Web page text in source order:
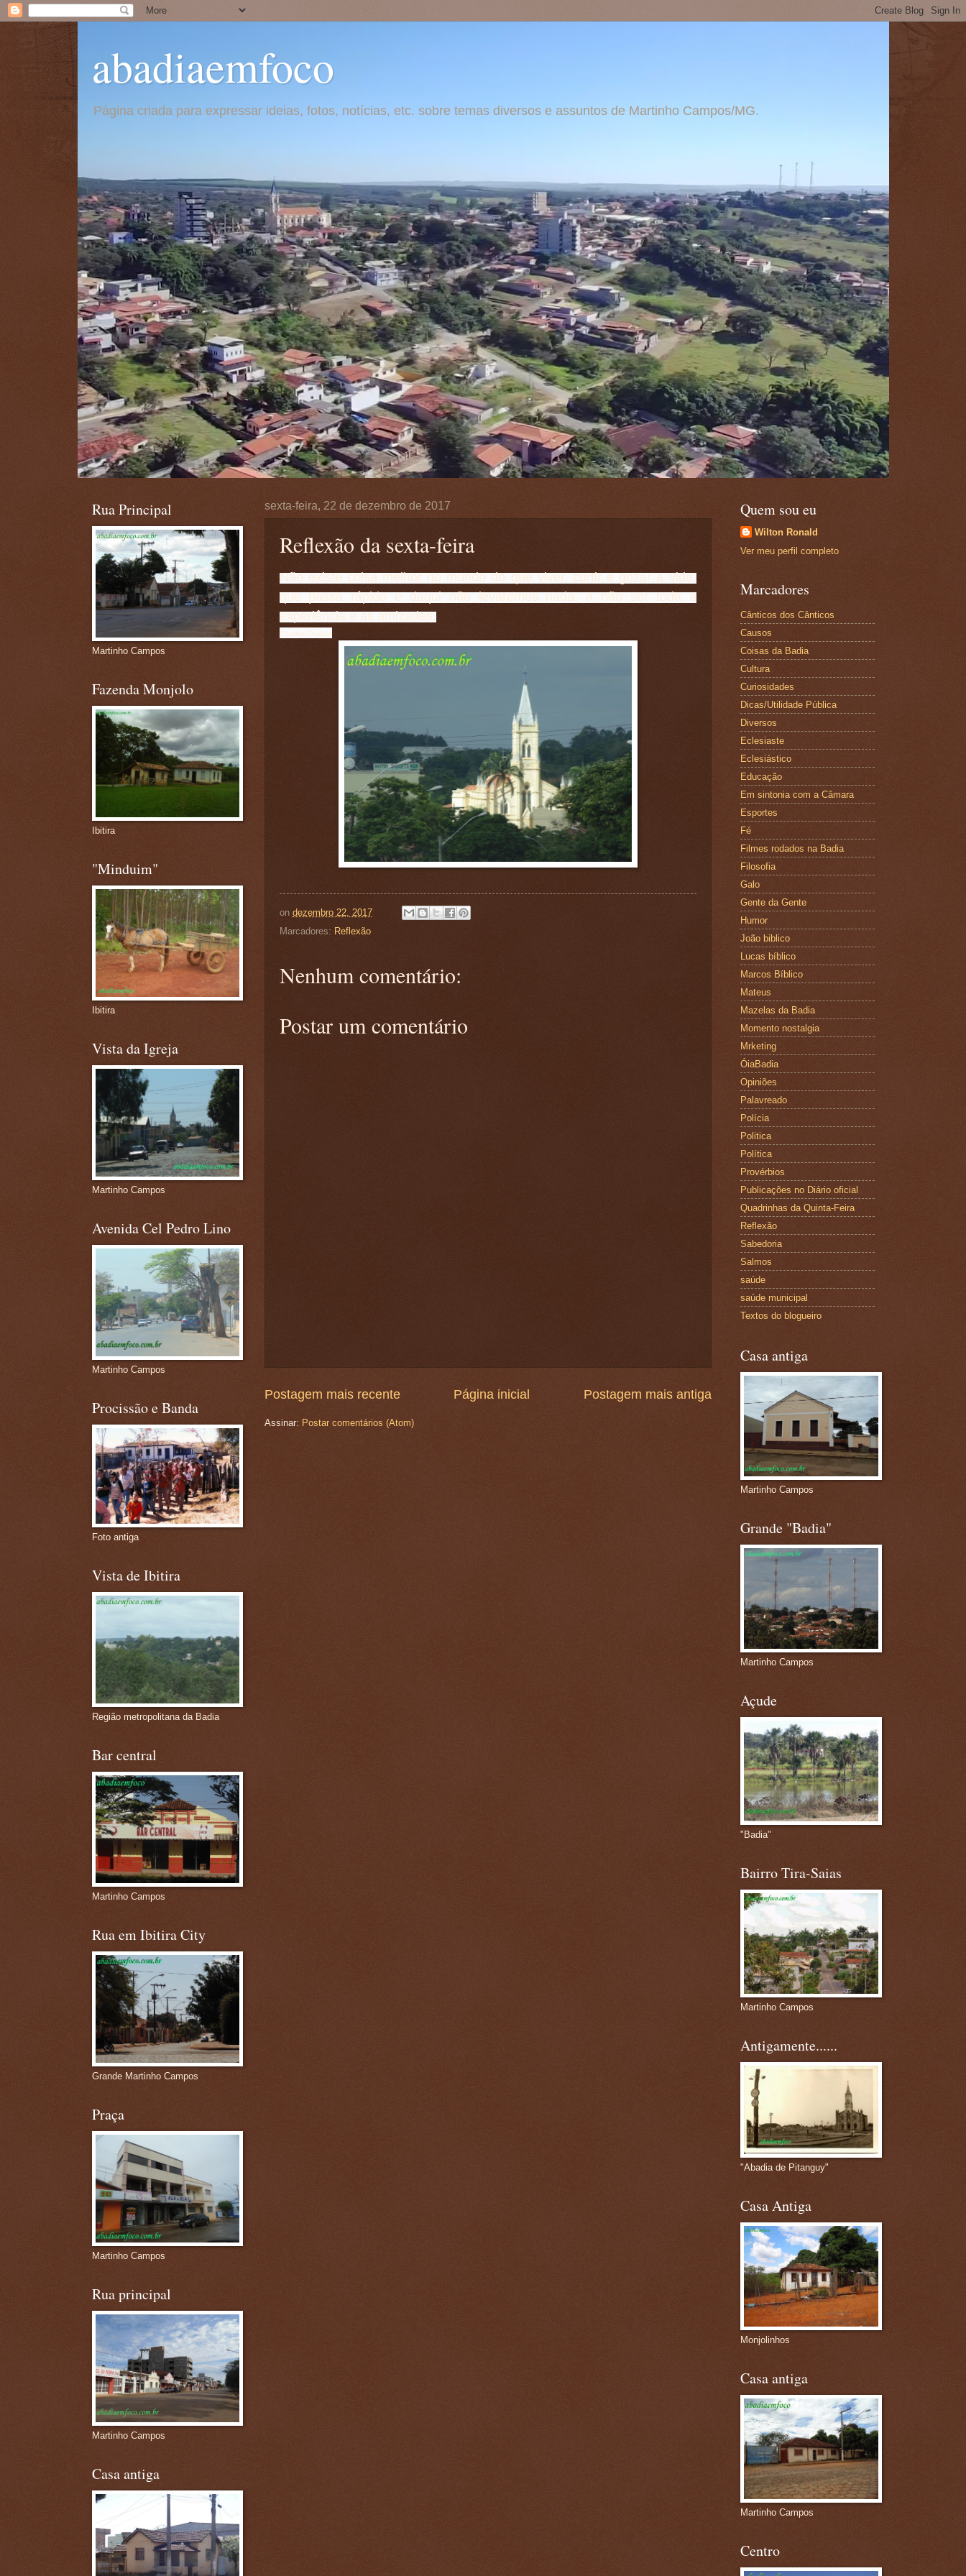
abadiaemfoco
Página criada para expressar ideias, fotos, notícias, etc. sobre temas diversos e assuntos de Martinho Campos/MG.
sexta-feira, 22 de dezembro de 2017
Reflexão da sexta-feira
Não existe coisa melhor no mundo do que viver, curtir e gozar a vida,
que passa rápido e daqui não levaremos nada, a não ser toda a
experiência e as amizades.
Charles Chaplin
on dezembro 22, 2017
Marcadores: Reflexão
Nenhum comentário:
Postar um comentário
Postagem mais recente Postagem mais antiga
Página inicial
Assinar: Postar comentários (Atom)
Rua Principal
Martinho Campos
Fazenda Monjolo
Ibitira
"Minduim"
Ibitira
Vista da Igreja
Martinho Campos
Avenida Cel Pedro Lino
Martinho Campos
Procissão e Banda
Foto antiga
Vista de Ibitira
Região metropolitana da Badia
Bar central
Martinho Campos
Rua em Ibitira City
Grande Martinho Campos
Praça
Martinho Campos
Rua principal
Martinho Campos
Casa antiga
Quem sou eu
Wilton Ronald
Ver meu perfil completo
Marcadores
Cânticos dos Cânticos
Causos
Coisas da Badia
Cultura
Curiosidades
Dicas/Utilidade Pública
Diversos
Eclesiaste
Eclesiástico
Educação
Em sintonia com a Câmara
Esportes
Fé
Filmes rodados na Badia
Filosofia
Galo
Gente da Gente
Humor
João biblico
Lucas bíblico
Marcos Bíblico
Mateus
Mazelas da Badia
Momento nostalgia
Mrketing
ÓiaBadia
Opiniões
Palavreado
Polícia
Politica
Política
Provérbios
Publicações no Diário oficial
Quadrinhas da Quinta-Feira
Reflexão
Sabedoria
Salmos
saúde
saúde municipal
Textos do blogueiro
Casa antiga
Martinho Campos
Grande "Badia"
Martinho Campos
Açude
"Badia"
Bairro Tira-Saias
Martinho Campos
Antigamente......
"Abadia de Pitanguy"
Casa Antiga
Monjolinhos
Casa antiga
Martinho Campos
Centro